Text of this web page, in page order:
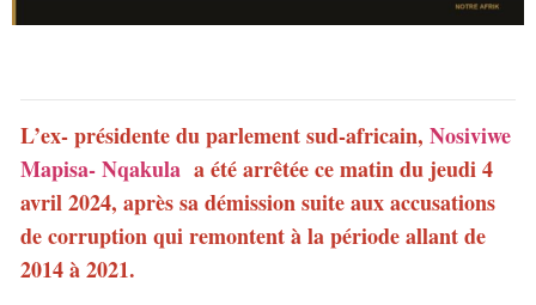
L’ex- présidente du parlement sud-africain, Nosiviwe
Mapisa- Nqakula a été arrêtée ce matin du jeudi 4
avril 2024, après sa démission suite aux accusations
de corruption qui remontent à la période allant de
2014 à 2021.